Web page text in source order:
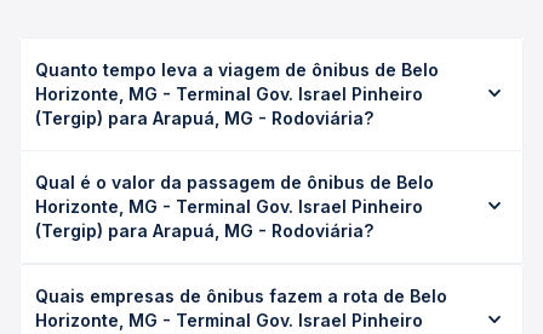
Quanto tempo leva a viagem de ônibus de Belo
Horizonte, MG - Terminal Gov. Israel Pinheiro
(Tergip) para Arapuá, MG - Rodoviária?
Israel Pinheiro (Tergip) para Arapuá, MG - Rodoviária leva
em média 7h 6min, podendo variar conforme a viação, o
tipo de serviço (convencional, executivo ou leito) e as
opção na data desejada.
Qual é o valor da passagem de ônibus de Belo
Horizonte, MG - Terminal Gov. Israel Pinheiro
(Tergip) para Arapuá, MG - Rodoviária?
Terminal Gov. Israel Pinheiro (Tergip) para Arapuá, MG -
Rodoviária custa em média R$ 116,49 e varia conforme a
Quais empresas de ônibus fazem a rota de Belo
Horizonte, MG - Terminal Gov. Israel Pinheiro